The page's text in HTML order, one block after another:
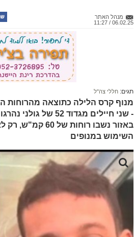
מנהל האתר
06.02.25 / 11:27
תגים: חללי צה"ל
מנוף קרס הלילה כתוצאה מהרוחות
- שני חיילים מגדוד
באזור נשבו
השימוש במנופים